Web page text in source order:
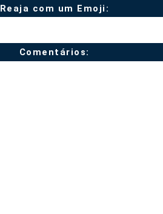
Reaja com um Emoji:
Comentários: